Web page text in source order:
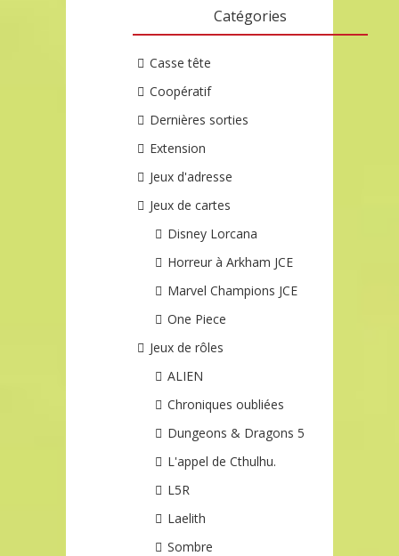
Catégories
Casse tête
Coopératif
Dernières sorties
Extension
Jeux d'adresse
Jeux de cartes
Disney Lorcana
Horreur à Arkham JCE
Marvel Champions JCE
One Piece
Jeux de rôles
ALIEN
Chroniques oubliées
Dungeons & Dragons 5
L'appel de Cthulhu.
L5R
Laelith
Sombre